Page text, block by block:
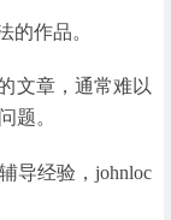
的作品。
文章，通常难以
题。
导经验，johnloc